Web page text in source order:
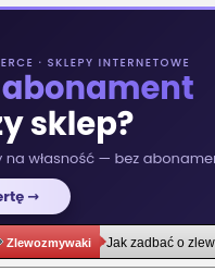
Zlewozmywaki Jak zadbać o